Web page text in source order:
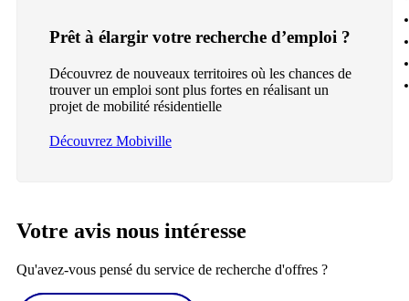
Prêt à élargir votre recherche d’emploi ?
Découvrez de nouveaux territoires où les chances de
trouver un emploi sont plus fortes en réalisant un
projet de mobilité résidentielle
Découvrez Mobiville
Votre avis nous intéresse
Qu'avez-vous pensé du service de recherche d'offres ?